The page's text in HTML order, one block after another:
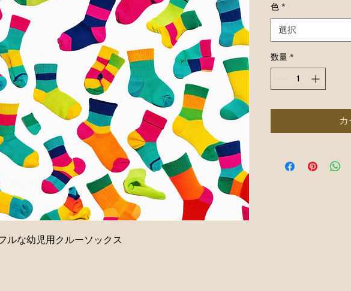
ルな幼児用クルーソックス
色 *
選択
数量 *